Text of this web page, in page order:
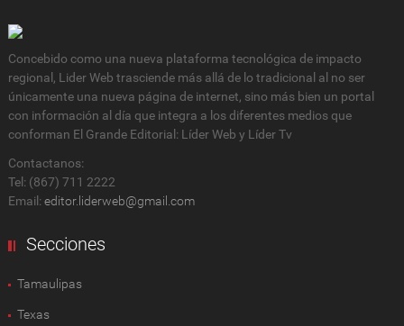
Concebido como una nueva plataforma tecnológica de impacto
regional, Lider Web trasciende más allá de lo tradicional al no ser
únicamente una nueva página de internet, sino más bien un portal
con información al día que integra a los diferentes medios que
conforman El Grande Editorial: Líder Web y Líder Tv
Contactanos:
Tel: (867) 711 2222
Email: editor.liderweb@gmail.com
Secciones
Tamaulipas
Texas